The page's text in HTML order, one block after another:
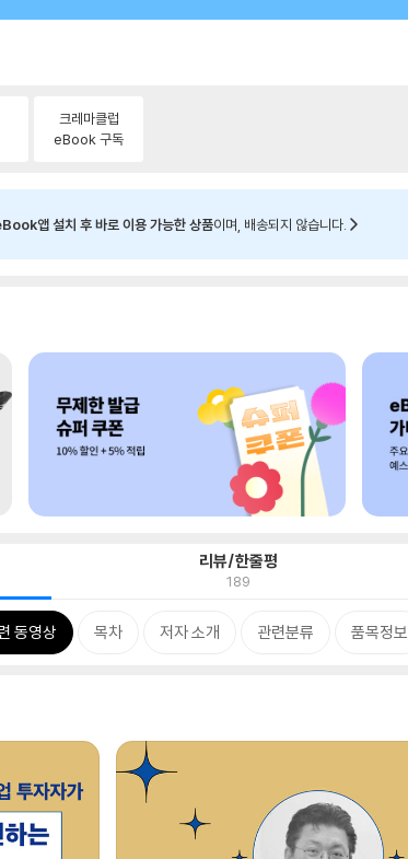
크레마클럽
eBook 구독
앱 설치 후 바로 이용 가능한 상품이며, 배송되지 않습니다.
리뷰/한줄평
189
동영상 목차 저자 소개 관련분류 품목정보